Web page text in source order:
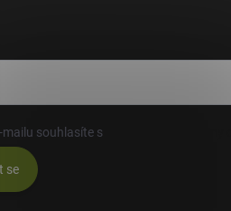
mailu souhlasíte s
se